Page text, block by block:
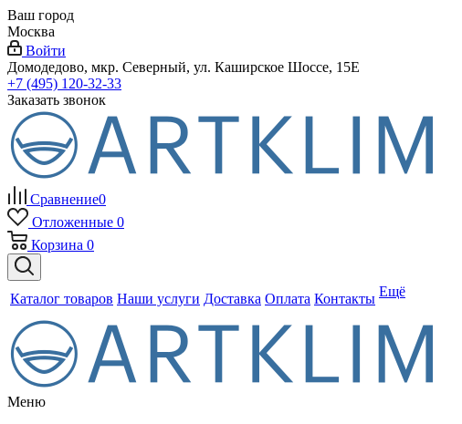
Ваш город
Москва
Войти
Домодедово, мкр. Северный, ул. Каширское Шоссе, 15Е
+7 (495) 120-32-33
Заказать звонок
Сравнение0
Отложенные 0
Корзина 0
Каталог товаров Наши услуги Доставка Оплата Контакты Ещё
Меню